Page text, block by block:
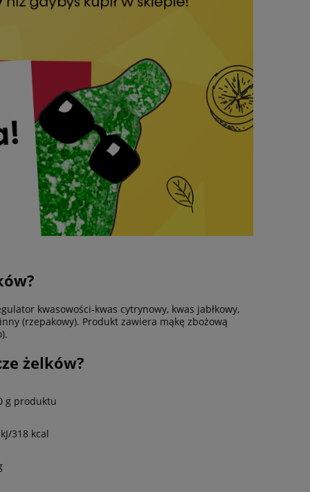
kwasowości-kwas cytrynowy, kwas jabłkowy,
(rzepakowy). Produkt zawiera mąkę zbożową
żelków?
g produktu
318 kcal